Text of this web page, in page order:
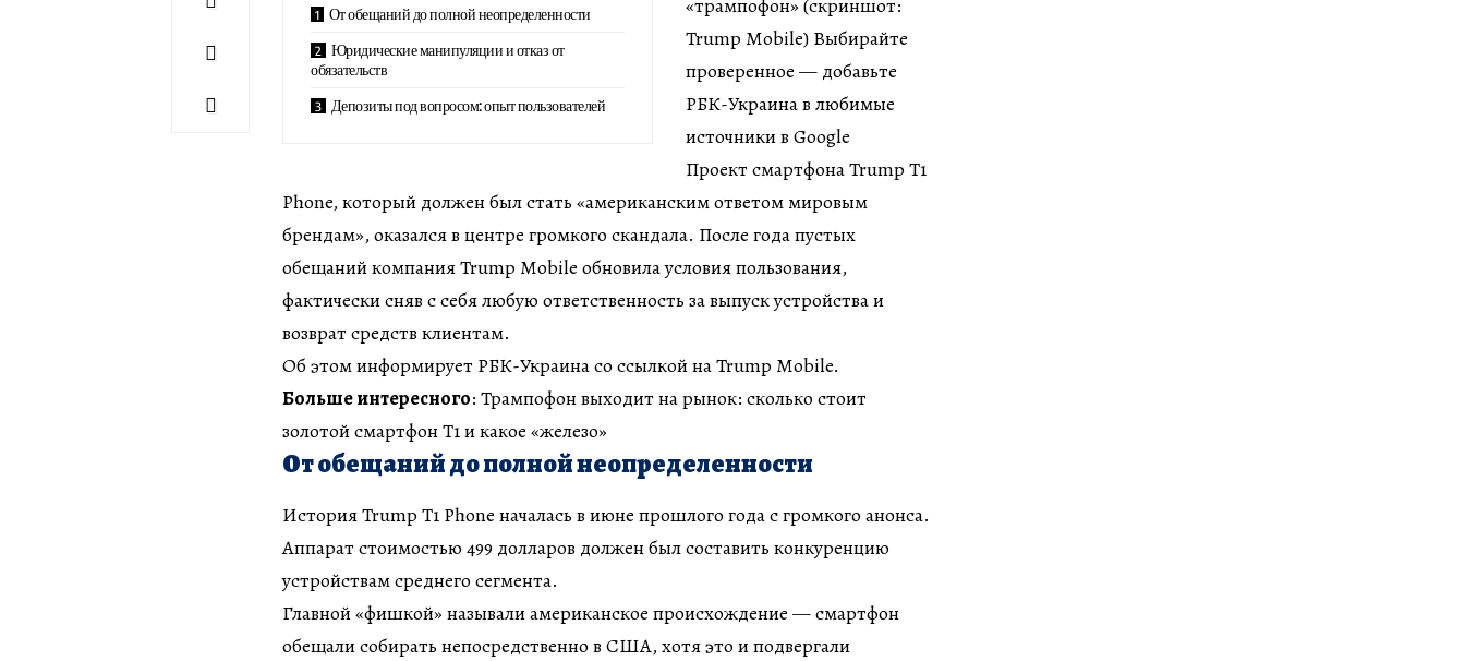
От обещаний до полной неопределенности
Юридические манипуляции и отказ от
обязательств
Депозиты под вопросом: опыт пользователей
«трампофон» (скриншот:
Trump Mobile) Выбирайте
проверенное — добавьте
РБК-Украина в любимые
источники в Google
Проект смартфона Trump T1
Phone, который должен был стать «американским ответом мировым
брендам», оказался в центре громкого скандала. После года пустых
обещаний компания Trump Mobile обновила условия пользования,
фактически сняв с себя любую ответственность за выпуск устройства и
возврат средств клиентам.
Об этом информирует РБК-Украина со ссылкой на Trump Mobile.
Больше интересного: Трампофон выходит на рынок: сколько стоит
золотой смартфон T1 и какое «железо»
От обещаний до полной неопределенности
История Trump T1 Phone началась в июне прошлого года с громкого анонса.
Аппарат стоимостью 499 долларов должен был составить конкуренцию
устройствам среднего сегмента.
Главной «фишкой» называли американское происхождение — смартфон
обещали собирать непосредственно в США, хотя это и подвергали